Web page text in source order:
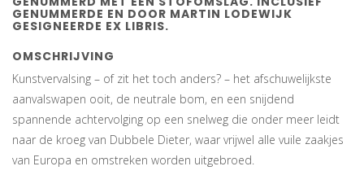
GENUMMERDE EN DOOR MARTIN LODEWIJK
GESIGNEERDE EX LIBRIS.
OMSCHRIJVING
Kunstvervalsing – of zit het toch anders? – het afschuwelijkste
aanvalswapen ooit, de neutrale bom, en een snijdend
spannende achtervolging op een snelweg die onder meer leidt
naar de kroeg van Dubbele Dieter, waar vrijwel alle vuile zaakjes
van Europa en omstreken worden uitgebroed.